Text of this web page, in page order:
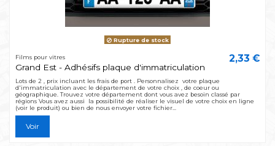
Rupture de stock
Films pour vitres
Grand Est - Adhésifs plaque d'immatriculation
2,33 €
Lots de 2 , prix incluant les frais de port . Personnalisez votre plaque
d'immatriculation avec le département de votre choix , de coeur ou
géographique. Trouvez votre département dont vous avez besoin classé par
régions Vous avez aussi la possibilité de réaliser le visuel de votre choix en ligne
(voir le produit) ou bien de nous envoyer votre fichier...
Voir